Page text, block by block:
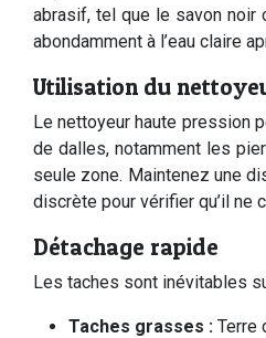
abrasif, tel que le savon noir
abondamment à l’eau claire
Utilisation du
Le nettoyeur haute pression
de dalles, notamment les
seule zone. Maintenez une
discrète pour vérifier qu’il ne
Détachage rapide
Les taches sont inévitables
Taches grasses : Terre